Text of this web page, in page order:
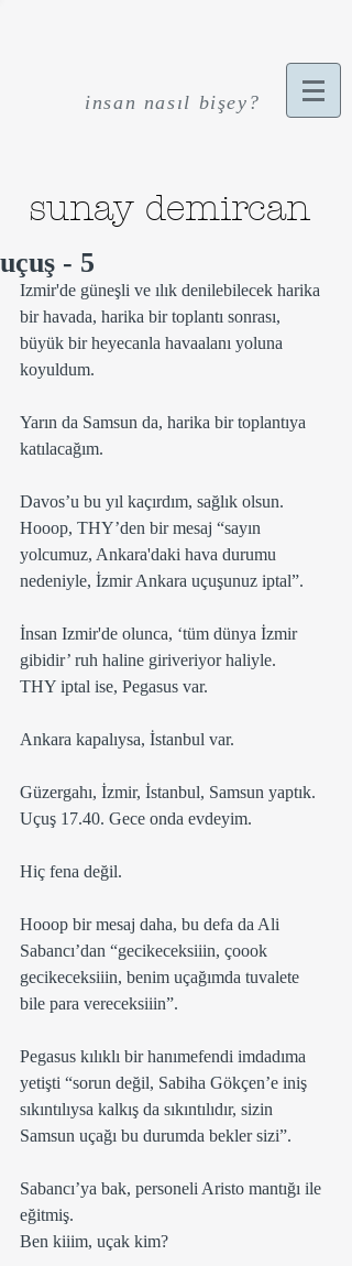
insan nasıl bişey?
sunay demircan
uçuş - 5
Izmir'de güneşli ve ılık denilebilecek harika
bir havada, harika bir toplantı sonrası,
büyük bir heyecanla havaalanı yoluna
koyuldum.
Yarın da Samsun da, harika bir toplantıya
katılacağım.
Davos’u bu yıl kaçırdım, sağlık olsun.
Hooop, THY’den bir mesaj “sayın
yolcumuz, Ankara'daki hava durumu
nedeniyle, İzmir Ankara uçuşunuz iptal”.
İnsan Izmir'de olunca, ‘tüm dünya İzmir
gibidir’ ruh haline giriveriyor haliyle.
THY iptal ise, Pegasus var.
Ankara kapalıysa, İstanbul var.
Güzergahı, İzmir, İstanbul, Samsun yaptık.
Uçuş 17.40. Gece onda evdeyim.
Hiç fena değil.
Hooop bir mesaj daha, bu defa da Ali
Sabancı’dan “gecikeceksiiin, çoook
gecikeceksiiin, benim uçağımda tuvalete
bile para vereceksiiin”.
Pegasus kılıklı bir hanımefendi imdadıma
yetişti “sorun değil, Sabiha Gökçen’e iniş
sıkıntılıysa kalkış da sıkıntılıdır, sizin
Samsun uçağı bu durumda bekler sizi”.
Sabancı’ya bak, personeli Aristo mantığı ile
eğitmiş.
Ben kiiim, uçak kim?